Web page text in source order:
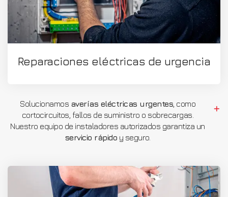
Reparaciones eléctricas de urgencia
Solucionamos averías eléctricas urgentes , como
cortocircuitos, fallos de suministro o sobrecargas.
Nuestro equipo de instaladores autorizados garantiza un
servicio rápido y seguro.